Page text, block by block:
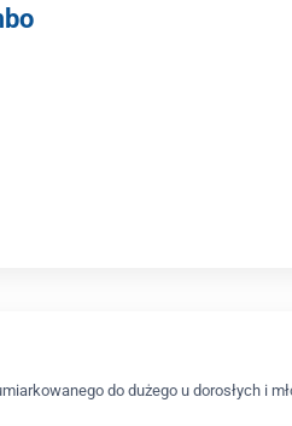
do dużego u dorosłych i